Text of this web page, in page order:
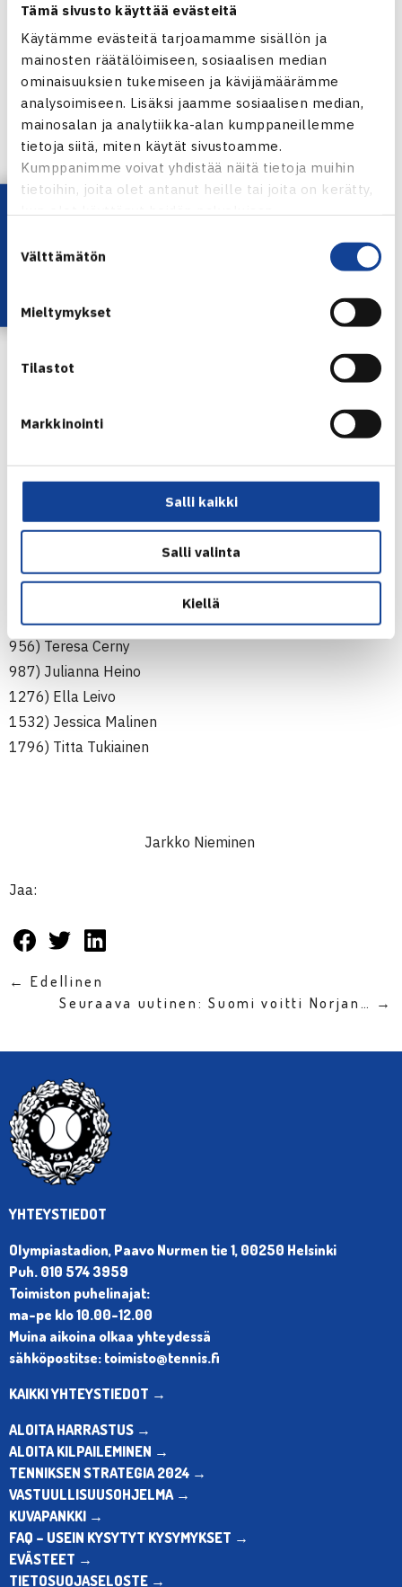
Tämä sivusto käyttää evästeitä
Käytämme evästeitä tarjoamamme sisällön ja
mainosten räätälöimiseen, sosiaalisen median
ominaisuuksien tukemiseen ja kävijämäärämme
analysoimiseen. Lisäksi jaamme sosiaalisen median,
mainosalan ja analytiikka-alan kumppaneillemme
tietoja siitä, miten käytät sivustoamme.
Kumppanimme voivat yhdistää näitä tietoja muihin
tietoihin, joita olet antanut heille tai joita on kerätty,
valinta
Välttämätön
Mieltymykset
Tilastot
Markkinointi
Salli kaikki
Salli valinta
Kiellä
996) Johanna Hyöty
1032) Annika Sillanpää
Juniorien (alle 18v) ITF-rankingit 6.2.2012
Pojat
18) Herkko Pöllänen
425) Joel Popov
580) Rasmus Lindström
631) Matias Kallio
924) Mika Kosonen
1603) Saska Huttunen
1779) Leo Haapasalo
Tytöt
510) Mia Nicole Eklund
826) Annika Sillanpää
928) Pernilla Wohlström
956) Teresa Cerny
987) Julianna Heino
1276) Ella Leivo
1532) Jessica Malinen
1796) Titta Tukiainen
Jarkko Nieminen
Jaa:
← Edellinen
Seuraava uutinen: Suomi voitti Norjan… →
Lataa OmaTennis!
YHTEYSTIEDOT
Olympiastadion, Paavo Nurmen tie 1, 00250 Helsinki
Puh. 010 574 3959
Toimiston puhelinajat:
ma-pe klo 10.00-12.00
Muina aikoina olkaa yhteydessä
sähköpostitse: toimisto@tennis.fi
KAIKKI YHTEYSTIEDOT →
ALOITA HARRASTUS →
ALOITA KILPAILEMINEN →
TENNIKSEN STRATEGIA 2024 →
VASTUULLISUUSOHJELMA →
KUVAPANKKI →
FAQ – USEIN KYSYTYT KYSYMYKSET →
EVÄSTEET →
TIETOSUOJASELOSTE →